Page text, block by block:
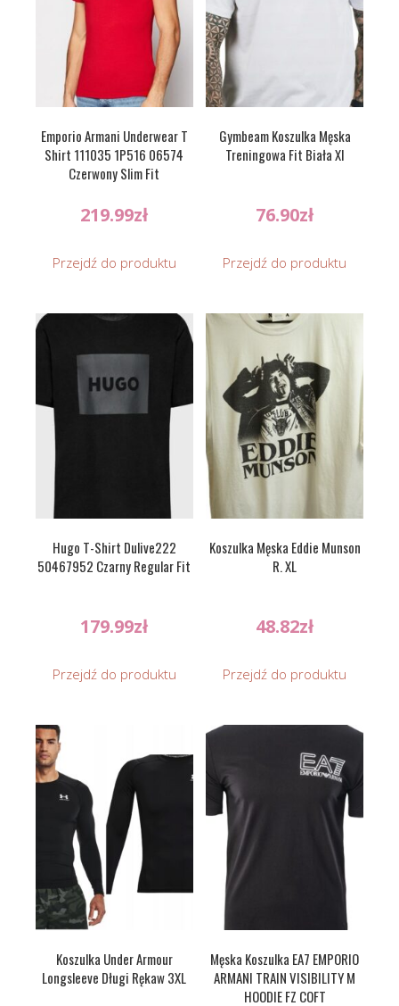
Emporio Armani Underwear T
Shirt 111035 1P516 06574
Czerwony Slim Fit
219.99zł
Przejdź do produktu
Gymbeam Koszulka Męska
Treningowa Fit Biała Xl
76.90zł
Przejdź do produktu
Hugo T-Shirt Dulive222
50467952 Czarny Regular Fit
179.99zł
Przejdź do produktu
Koszulka Męska Eddie Munson
R. XL
48.82zł
Przejdź do produktu
Koszulka Under Armour
Longsleeve Długi Rękaw 3XL
Męska Koszulka EA7 EMPORIO
ARMANI TRAIN VISIBILITY M
HOODIE FZ COFT